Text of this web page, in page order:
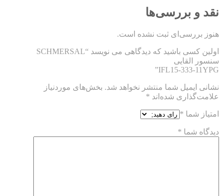
نقد و بررسی‌ها
هنوز بررسی‌ای ثبت نشده است.
اولین کسی باشید که دیدگاهی می نویسد “SCHMERSAL
سنسور القایی
IFL15-333-11YPG”
نشانی ایمیل شما منتشر نخواهد شد. بخش‌های موردنیاز
علامت‌گذاری شده‌اند *
امتیاز شما *
دیدگاه شما *